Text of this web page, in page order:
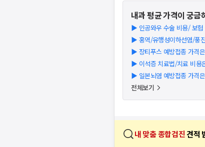
내과평균 가격이 궁금
▶ 인공와우 수술 비용/ 보
▶ 홍역/유행성이하선염/풍
▶ 장티푸스 예방접종 가격
▶ 이석증 치료법/치료 비용
▶ 일본뇌염 예방접종 가격
전체보기
내 맞춤 종합검진 견적